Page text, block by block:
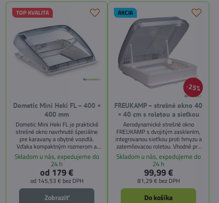
TOP KVALITA
Dometic Mini Heki FL – 400 ×
400 mm
Dometic Mini Heki FL je praktické
strešné okno navrhnuté špeciálne
pre karavany a obytné vozidlá.
Vďaka kompaktným rozmerom a
kvalitnému spracovaniu poskytuje
dostatok denného svetla a možnosť
vetrania interiéru. Okno je vybavené
vnútorným rámom s integrovanou
zatemňovacou roletou a sieťkou
proti hmyzu, ktoré sa dajú ovládať
nezávisle.
Skladom u nás, expedujeme do
24 h
od 179 €
od 145,53 € bez DPH
Zobraziť
25%
AKCIA
FREUKAMP – strešné okno 40
× 40 cm s roletou a sieťkou
Aerodynamické strešné okno
FREUKAMP s dvojitým zasklením,
integrovanou sieťkou proti hmyzu a
zatemňovacou roletou. Vhodné pre
výrez 40 × 40 cm.
Skladom u nás, expedujeme do
24 h
99,99 €
81,29 € bez DPH
Do košíka